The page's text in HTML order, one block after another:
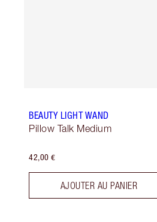
BEAUTY LIGHT WAND
Pillow Talk Medium
42,00 €
AJOUTER AU PANIER